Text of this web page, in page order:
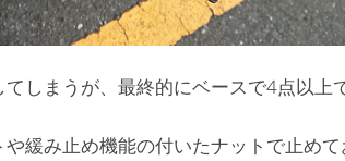
しまうが、最終的にベースで4点以上
緩み止め機能の付いたナットで止め